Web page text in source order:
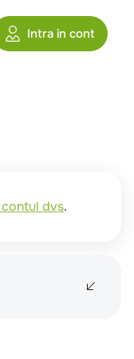
Intra in cont
dvs.